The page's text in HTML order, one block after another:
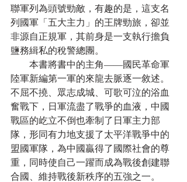
聯軍列為頭號勁敵，有趣的是，這支名
列國軍「五大主力」的王牌勁旅，卻並
非源自正規軍，其前身是一支執行擔負
鹽務緝私的稅警總團。
本書將書中的主角——國民革命軍
陸軍新編第一軍的來龍去脈逐一敘述。
不屈不撓、眾志成城、可歌可泣的浴血
奮戰下，日軍流盡了戰爭的血液，中國
戰區的屹立不倒也牽制了日軍主力部
隊，形同有力地支援了太平洋戰爭中的
盟國軍隊，為中國贏得了國際社會的尊
重，同時使自己一躍而成為戰後創建聯
合國、維持戰後新秩序的五強之一。